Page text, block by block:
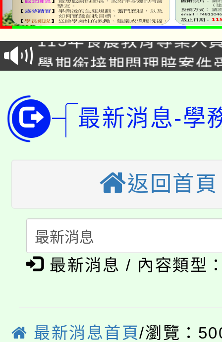
淨零綠生活教案入校路
會
115年食農教育專業人
程
學期銜接期間理賠案件
版
公告本校115學年度第
代理(課)教師甄選結果(
「2026金融保險知識
車」活動
桃園市115學年度學生
生本土語及新住民語歌
公告本校115學年度第
代理(課)教師甄選結果(
公告本校115學年度第
代理(課)教師甄選結果(
轉知中國文化大學推廣
《TA101》溝通分析基
淨零綠生活教案入校路
學籍身 分審查程序及
淨零綠領人才培育課程
最新消息-學
返回首頁
最新消息 / 內容類型
最新消息首頁/瀏覽：